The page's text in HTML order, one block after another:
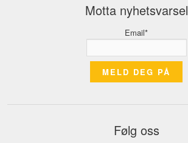
Motta nyhetsvarsel
Email*
Følg oss